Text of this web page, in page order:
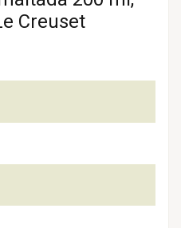
Creuset